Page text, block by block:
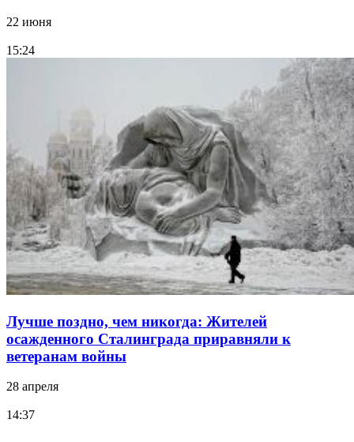
22 июня
15:24
Лучше поздно, чем никогда: Жителей
осажденного Сталинграда приравняли к
ветеранам войны
28 апреля
14:37